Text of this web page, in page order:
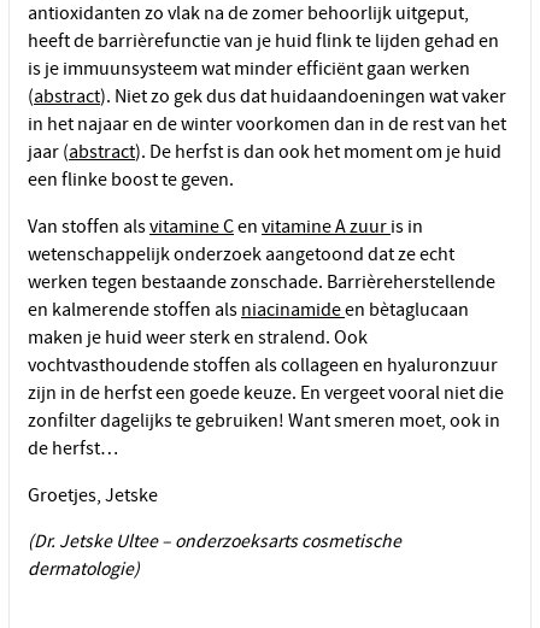
antioxidanten zo vlak na de zomer behoorlijk uitgeput,
heeft de barrièrefunctie van je huid flink te lijden gehad en
is je immuunsysteem wat minder efficiënt gaan werken
(abstract). Niet zo gek dus dat huidaandoeningen wat vaker
in het najaar en de winter voorkomen dan in de rest van het
jaar (abstract). De herfst is dan ook het moment om je huid
een flinke boost te geven.
Van stoffen alsvitamine Cen vitamine A zuur is in
wetenschappelijk onderzoek aangetoond dat ze echt
werken tegen bestaande zonschade. Barrièreherstellende
en kalmerende stoffen als niacinamideen bètaglucaan
maken je huid weer sterk en stralend. Ook
vochtvasthoudende stoffen als collageen en hyaluronzuur
zijn in de herfst een goede keuze. En vergeet vooral niet die
zonfilter dagelijks te gebruiken! Want smeren moet, ook in
de herfst…
Groetjes, Jetske
(Dr. Jetske Ultee – onderzoeksarts cosmetische
dermatologie)